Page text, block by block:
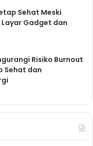
Sehat Meski
Gadget dan
Risiko Burnout
Sehat dan